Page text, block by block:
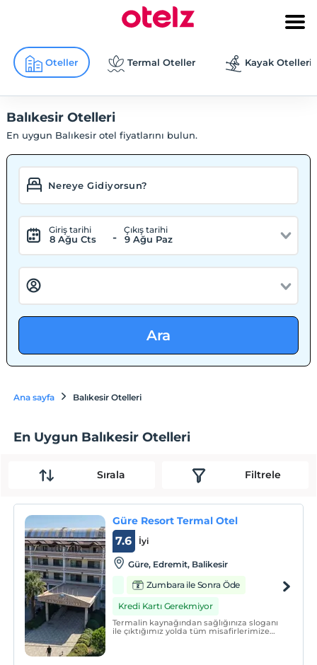
Oteller Termal Oteller Kayak Otelleri
Balıkesir Otelleri
En uygun Balıkesir otel fiyatlarını bulun.
Giriş tarihi
8 Ağu Cts -
Çıkış tarihi
9 Ağu Paz
Ara
Ana sayfa Balıkesir Otelleri
En Uygun Balıkesir Otelleri
Sırala Filtrele
Güre Resort Termal Otel
İyi
7.6
Güre, Edremit, Balikesir
Zumbara ile Sonra Öde
Kredi Kartı Gerekmiyor
Termalin kaynağından sağlığınıza sloganı
ile çıktığımız yolda tüm misafirlerimize